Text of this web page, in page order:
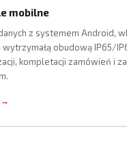
mobilne
z systemem Android,
wytrzymałą obudową IP65/
kompletacji zamówień i
→